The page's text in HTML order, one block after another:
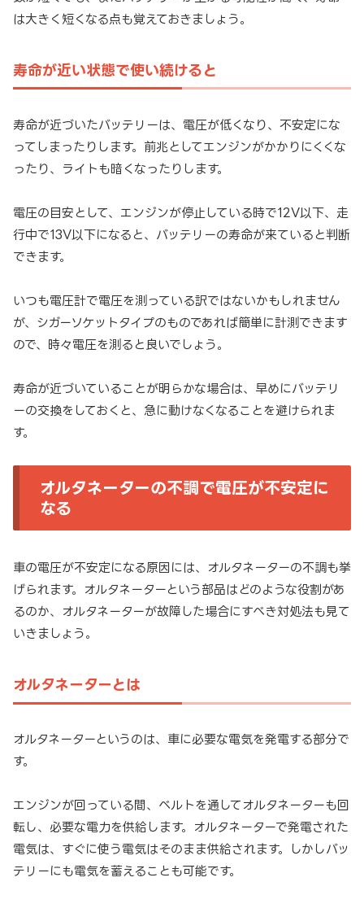
は大きく短くなる点も覚えておきましょう。
寿命が近い状態で使い続けると
寿命が近づいたバッテリーは、電圧が低くなり、不安定にな
ってしまったりします。前兆としてエンジンがかかりにくくな
ったり、ライトも暗くなったりします。
電圧の目安として、エンジンが停止している時で12V以下、走
行中で13V以下になると、バッテリーの寿命が来ていると判断
できます。
いつも電圧計で電圧を測っている訳ではないかもしれません
が、シガーソケットタイプのものであれば簡単に計測できます
ので、時々電圧を測ると良いでしょう。
寿命が近づいていることが明らかな場合は、早めにバッテリ
ーの交換をしておくと、急に動けなくなることを避けられま
す。
オルタネーターの不調で電圧が不安定に
なる
車の電圧が不安定になる原因には、オルタネーターの不調も挙
げられます。オルタネーターという部品はどのような役割があ
るのか、オルタネーターが故障した場合にすべき対処法も見て
いきましょう。
オルタネーターとは
オルタネーターというのは、車に必要な電気を発電する部分で
す。
エンジンが回っている間、ベルトを通してオルタネーターも回
転し、必要な電力を供給します。オルタネーターで発電された
電気は、すぐに使う電気はそのまま供給されます。しかしバッ
テリーにも電気を蓄えることも可能です。